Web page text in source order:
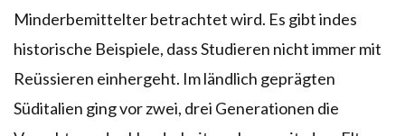
Minderbemittelter betrachtet wird. Es gibt indes
historische Beispiele, dass Studieren nicht immer mit
Reüssieren einhergeht. Im ländlich geprägten
Süditalien ging vor zwei, drei Generationen die